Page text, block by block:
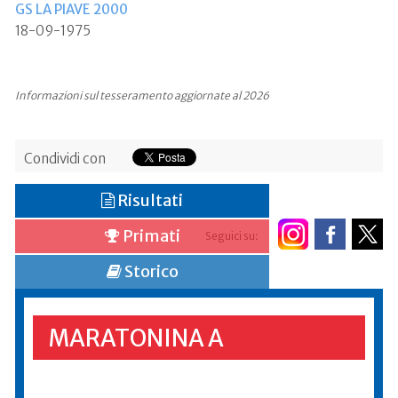
GS LA PIAVE 2000
18-09-1975
Informazioni sul tesseramento aggiornate al 2026
Condividi con
Seguici su:
Risultati
Primati
Storico
MARATONINA A